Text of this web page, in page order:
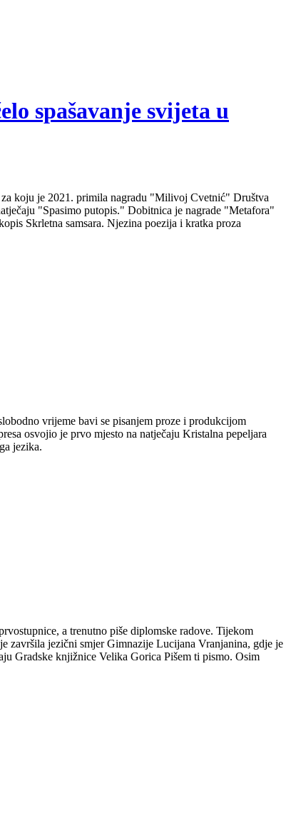
spašavanje svijeta u
koju je 2021. primila nagradu "Milivoj Cvetnić" Društva
"Spasimo putopis." Dobitnica je nagrade "Metafora"
Skrletna samsara. Njezina poezija i kratka proza
vrijeme bavi se pisanjem proze i produkcijom
osvojio je prvo mjesto na natječaju Kristalna pepeljara
jezika.
a trenutno piše diplomske radove. Tijekom
završila jezični smjer Gimnazije Lucijana Vranjanina, gdje je
Gradske knjižnice Velika Gorica Pišem ti pismo. Osim